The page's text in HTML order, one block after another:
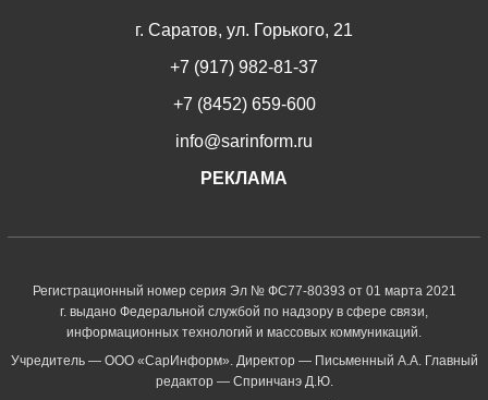
г. Саратов, ул. Горького, 21
+7 (917) 982-81-37
+7 (8452) 659-600
info@sarinform.ru
РЕКЛАМА
Регистрационный номер серия Эл № ФС77-80393 от 01 марта 2021
г. выдано Федеральной службой по надзору в сфере связи,
информационных технологий и массовых коммуникаций.
Учредитель — ООО «СарИнформ». Директор — Письменный А.А. Главный
редактор — Спринчанэ Д.Ю.